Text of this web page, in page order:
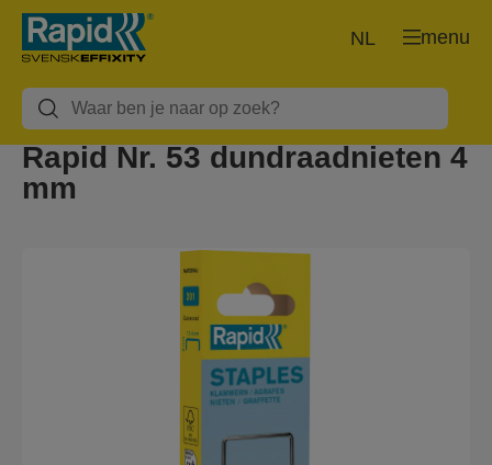
menu
NL
Rapid Nr. 53 dundraadnieten 4
mm